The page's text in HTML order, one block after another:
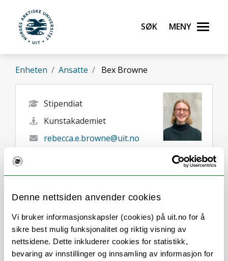
Denne nettsiden anvender cookies
Vi bruker informasjonskapsler (cookies) på uit.no for å
sikre best mulig funksjonalitet og riktig visning av
nettsidene. Dette inkluderer cookies for statistikk,
bevaring av innstillinger og innsamling av informasjon for
Gå til hovedinnhold
UiT Norges arktiske universitet
Søk Meny
Enheten Ansatte Bex Browne
Stipendiat
Kunstakademiet
rebecca.e.browne@uit.no
Her finner du meg
Forskning og undervisning